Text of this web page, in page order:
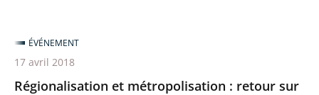
Régionalisation et métropolisation : retour sur
ÉVÉNEMENT
17 avril 2018